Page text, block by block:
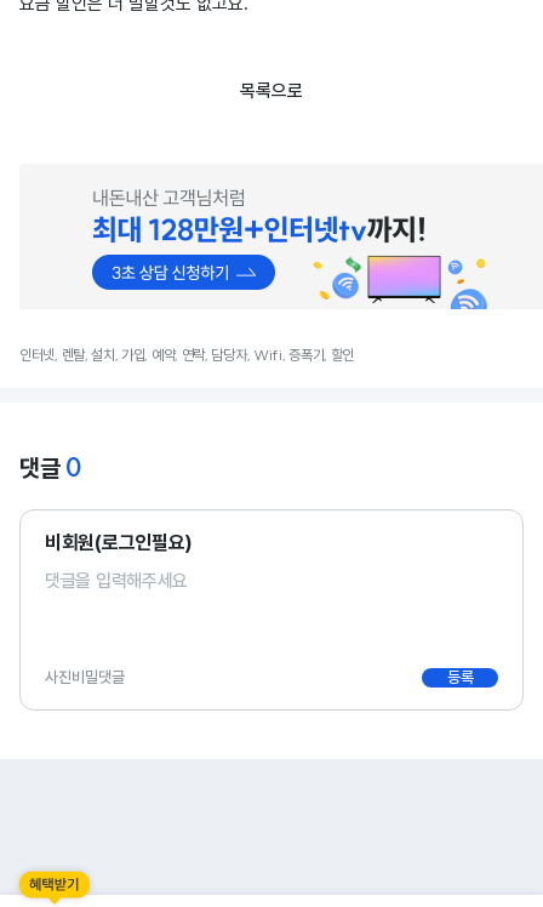
목록으로
인터넷, 렌탈, 설치, 가입, 예약, 연락, 담당자, Wifi, 증폭기, 할인
댓글 0
비회원(로그인필요)
사진비밀댓글 등록